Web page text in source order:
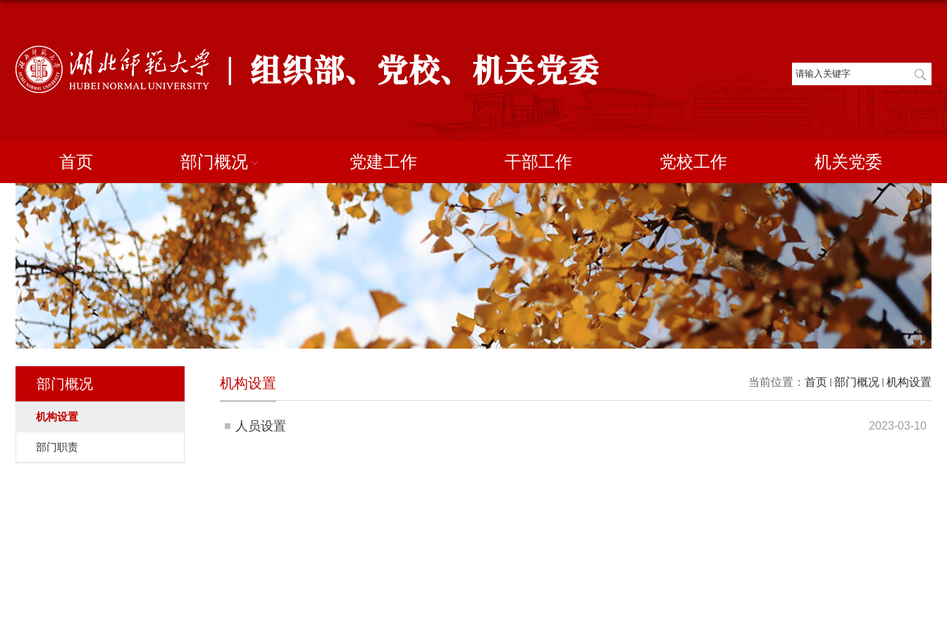
首页 部门概况 党建工作 干部工作 党校工作 机关党委
部门概况
机构设置
部门职责
当前位置： 首页 部门概况 机构设置
机构设置
人员设置 2023-03-10